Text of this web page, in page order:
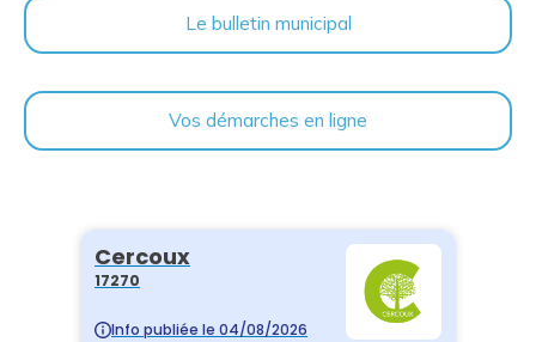
Le bulletin municipal
Vos démarches en ligne